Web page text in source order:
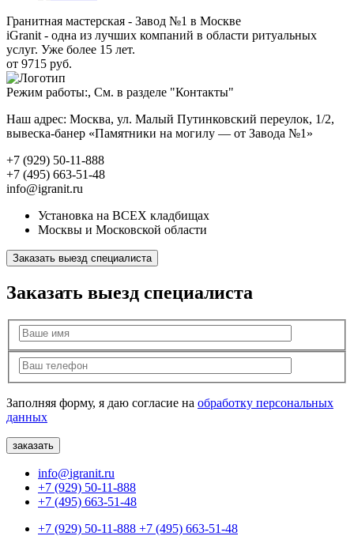
Гранитная мастерская - Завод №1 в Москве
iGranit - одна из лучших компаний в области ритуальных
услуг. Уже более 15 лет.
от 9715 руб.
Режим работы:, См. в разделе "Контакты"
Наш адрес: Москва, ул. Малый Путинковский переулок, 1/2,
вывеска-банер «Памятники на могилу — от Завода №1»
+7 (929) 50-11-888
+7 (495) 663-51-48
info@igranit.ru
Установка на ВСЕХ кладбищах
Москвы и Московской области
Заказать выезд специалиста
Заказать выезд специалиста
Заполняя форму, я даю согласие на обработку персональных
данных
info@igranit.ru
+7 (929) 50-11-888
+7 (495) 663-51-48
+7 (929) 50-11-888 +7 (495) 663-51-48